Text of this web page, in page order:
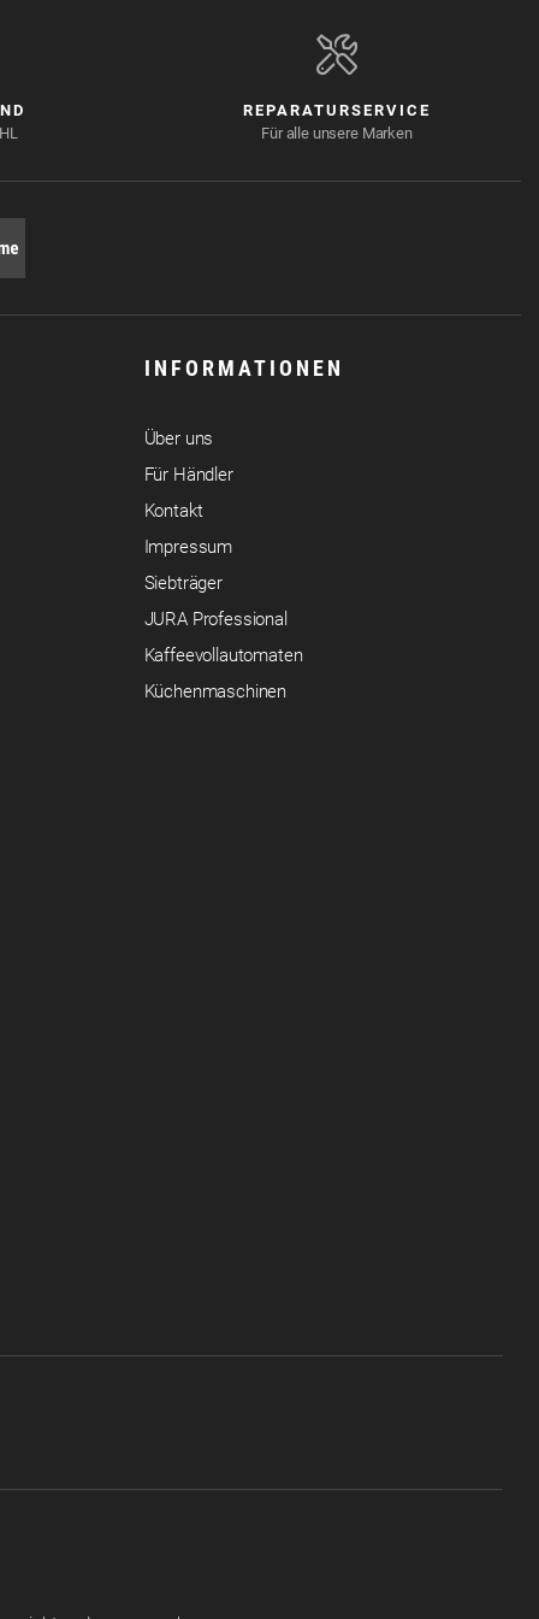
REPARATURSERVICE
Für alle unsere Marken
INFORMATIONEN
Über uns
Für Händler
Kontakt
Impressum
Siebträger
JURA Professional
Kaffeevollautomaten
Küchenmaschinen